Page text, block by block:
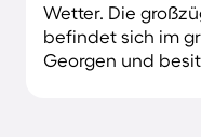
Wetter. Die
befindet sich im
Georgen und